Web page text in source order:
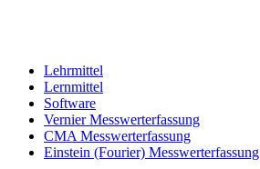
Lehrmittel
Lernmittel
Software
Vernier Messwerterfassung
CMA Messwerterfassung
Einstein (Fourier) Messwerterfassung